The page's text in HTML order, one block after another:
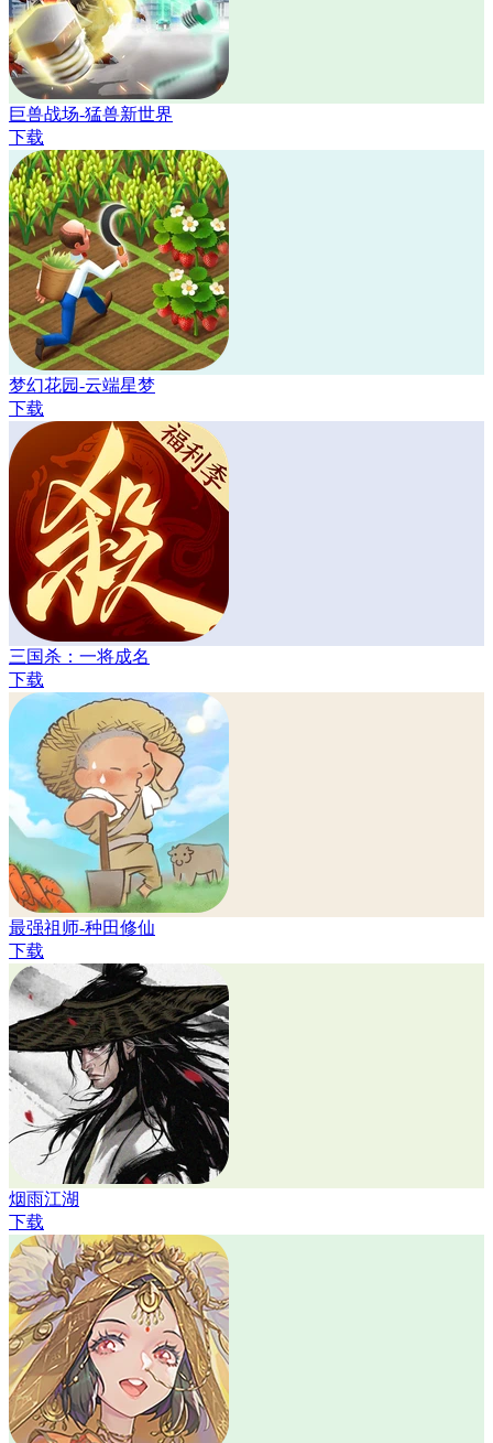
巨兽战场-猛兽新世界
下载
梦幻花园-云端星梦
下载
三国杀：一将成名
下载
最强祖师-种田修仙
下载
烟雨江湖
下载